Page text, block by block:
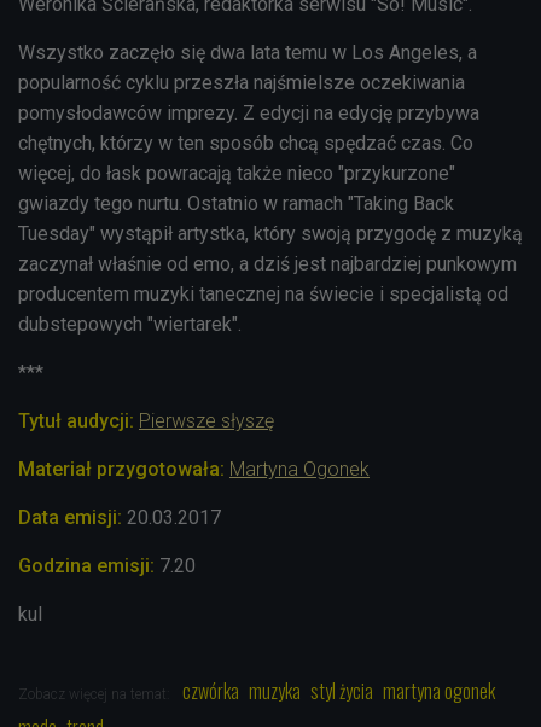
Wszystko zaczęło się dwa lata temu w Los Angeles, a
popularność cyklu przeszła najśmielsze oczekiwania
pomysłodawców imprezy. Z edycji na edycję przybywa
chętnych, którzy w ten sposób chcą spędzać czas. Co
więcej, do łask powracają także nieco "przykurzone"
gwiazdy tego nurtu. Ostatnio w ramach "Taking Back
Tuesday" wystąpił artystka, który swoją przygodę z muzyką
zaczynał właśnie od emo, a dziś jest najbardziej punkowym
producentem muzyki tanecznej na świecie i specjalistą od
dubstepowych "wiertarek".
***
Tytuł audycji: Pierwsze słyszę
Materiał przygotowała: Martyna Ogonek
Data emisji: 20.03.2017
Godzina emisji: 7.20
kul
Zobacz więcej na temat: czwórka muzyka styl życia martyna ogonek